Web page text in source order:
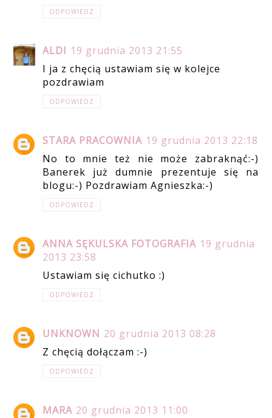
ODPOWIEDZ
ALDI 19 grudnia 2013 21:55
I ja z chęcią ustawiam się w kolejce
pozdrawiam
ODPOWIEDZ
STARA PRACOWNIA 19 grudnia 2013 22:18
No to mnie też nie może zabraknąć:-)
Banerek już dumnie prezentuje się na
blogu:-) Pozdrawiam Agnieszka:-)
ODPOWIEDZ
ANNA SĘKULSKA FOTOGRAFIA 19 grudnia
2013 23:58
Ustawiam się cichutko :)
ODPOWIEDZ
UNKNOWN 20 grudnia 2013 08:28
Z chęcią dołączam :-)
ODPOWIEDZ
MARA 20 grudnia 2013 11:00